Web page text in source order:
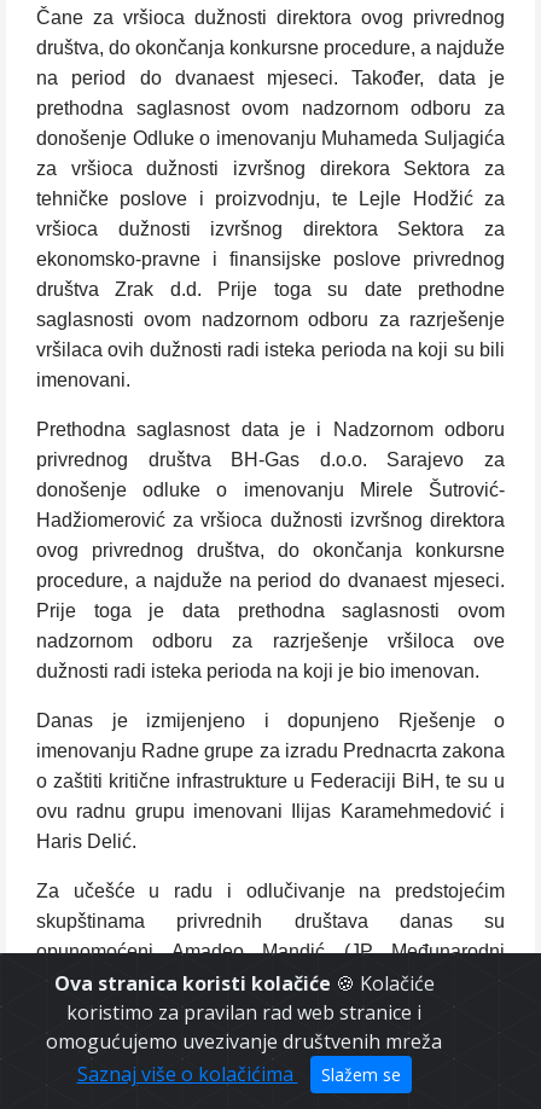
Ova stranica koristi kolačiće 🍪 Kolačiće
koristimo za pravilan rad web stranice i
omogućujemo uvezivanje društvenih mreža
Saznaj više o kolačićima
Slažem se
Čane za vršioca dužnosti direktora ovog privrednog
društva, do okončanja konkursne procedure, a najduže
na period do dvanaest mjeseci. Također, data je
prethodna saglasnost ovom nadzornom odboru za
donošenje Odluke o imenovanju Muhameda Suljagića
za vršioca dužnosti izvršnog direkora Sektora za
tehničke poslove i proizvodnju, te Lejle Hodžić za
vršioca dužnosti izvršnog direktora Sektora za
ekonomsko-pravne i finansijske poslove privrednog
društva Zrak d.d. Prije toga su date prethodne
saglasnosti ovom nadzornom odboru za razrješenje
vršilaca ovih dužnosti radi isteka perioda na koji su bili
imenovani.
Prethodna saglasnost data je i Nadzornom odboru
privrednog društva BH-Gas d.o.o. Sarajevo za
donošenje odluke o imenovanju Mirele Šutrović-
Hadžiomerović za vršioca dužnosti izvršnog direktora
ovog privrednog društva, do okončanja konkursne
procedure, a najduže na period do dvanaest mjeseci.
Prije toga je data prethodna saglasnosti ovom
nadzornom odboru za razrješenje vršiloca ove
dužnosti radi isteka perioda na koji je bio imenovan.
Danas je izmijenjeno i dopunjeno Rješenje o
imenovanju Radne grupe za izradu Prednacrta zakona
o zaštiti kritične infrastrukture u Federaciji BiH, te su u
ovu radnu grupu imenovani Ilijas Karamehmedović i
Haris Delić.
Za učešće u radu i odlučivanje na predstojećim
skupštinama privrednih društava danas su
opunomoćeni Amadeo Mandić (JP Međunarodni
aerodrom Sarajevo d.o.o. Sarajevo), Halko Balavac
(Energopetrol d.d. Sarajevo) i Adnan Frljak (Zrak d.d.
Sarajevo).